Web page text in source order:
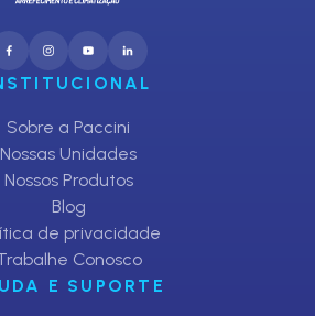
Sobre a Paccini
Nossas Unidades
Nossos Produtos
Blog
de privacidade
Conosco
E SUPORTE